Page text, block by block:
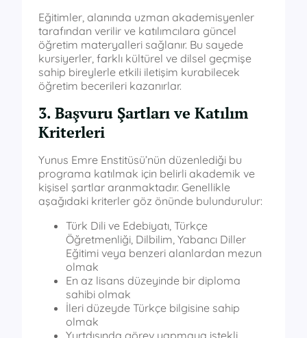
Eğitimler, alanında uzman akademisyenler
tarafından verilir ve katılımcılara güncel
öğretim materyalleri sağlanır. Bu sayede
kursiyerler, farklı kültürel ve dilsel geçmişe
sahip bireylerle etkili iletişim kurabilecek
öğretim becerileri kazanırlar.
3. Başvuru Şartları ve Katılım
Kriterleri
Yunus Emre Enstitüsü’nün düzenlediği bu
programa katılmak için belirli akademik ve
kişisel şartlar aranmaktadır. Genellikle
aşağıdaki kriterler göz önünde bulundurulur:
Türk Dili ve Edebiyatı, Türkçe
Öğretmenliği, Dilbilim, Yabancı Diller
Eğitimi veya benzeri alanlardan mezun
olmak
En az lisans düzeyinde bir diploma
sahibi olmak
İleri düzeyde Türkçe bilgisine sahip
olmak
Yurtdışında görev yapmaya istekli